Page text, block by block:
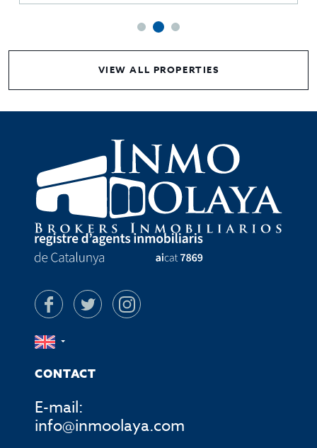
VIEW ALL PROPERTIES
CONTACT
E-mail:
info@inmoolaya.com